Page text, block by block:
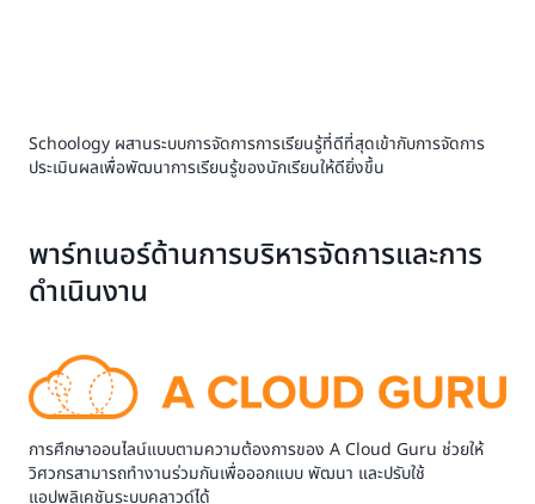
Schoology ผสานระบบการจัดการการเรียนรู้ที่ดีที่สุดเข้ากับการจัดการ
ประเมินผลเพื่อพัฒนาการเรียนรู้ของนักเรียนให้ดียิ่งขึ้น
พาร์ทเนอร์ด้านการบริหารจัดการและการ
ดำเนินงาน
การศึกษาออนไลน์แบบตามความต้องการของ A Cloud Guru ช่วยให้
วิศวกรสามารถทำงานร่วมกันเพื่อออกแบบ พัฒนา และปรับใช้
แอปพลิเคชันระบบคลาวด์ได้